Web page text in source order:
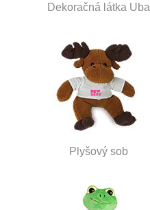
Dekoračná látka Uba
Plyšový sob